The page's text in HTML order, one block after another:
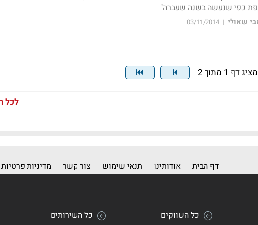
כפי שנעשה בשנה שעברה"
שאולי |
03/11/2014
מציג דף 1 מתוך 2
לכל
דף הבית אודותינו תנאי שימוש צור קשר מדיניות פרטיות
כל השווקים כל השירותים